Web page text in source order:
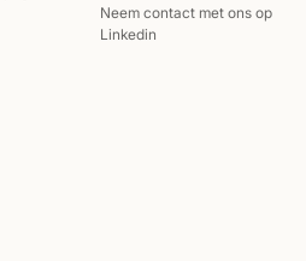
Neem contact met ons op
Linkedin